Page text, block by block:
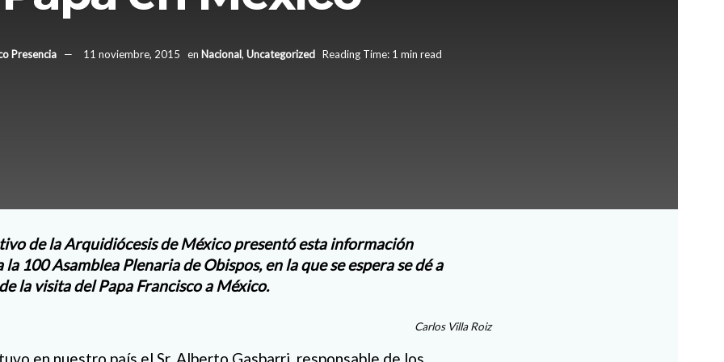
Presencia 11 noviembre, 2015 en Nacional, Uncategorized Reading Time: 1 min read
de la Arquidiócesis de México presentó esta información
100 Asamblea Plenaria de Obispos, en la que se espera se dé a
la visita del Papa Francisco a México.
Carlos Villa Roiz
en nuestro país el Sr. Alberto Gasbarri, responsable de los